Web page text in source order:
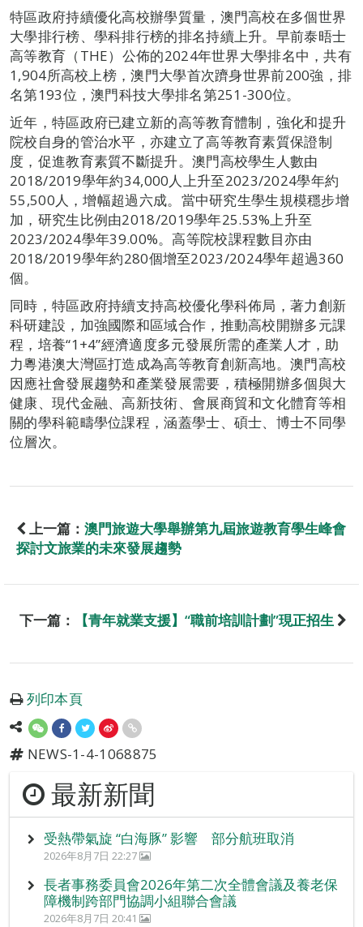
特區政府持續優化高校辦學質量，澳門高校在多個世界
大學排行榜、學科排行榜的排名持續上升。早前泰晤士
高等教育（THE）公佈的2024年世界大學排名中，共有
1,904所高校上榜，澳門大學首次躋身世界前200強，排
名第193位，澳門科技大學排名第251-300位。
近年，特區政府已建立新的高等教育體制，強化和提升
院校自身的管治水平，亦建立了高等教育素質保證制
度，促進教育素質不斷提升。澳門高校學生人數由
2018/2019學年約34,000人上升至2023/2024學年約
55,500人，增幅超過六成。當中研究生學生規模穩步增
加，研究生比例由2018/2019學年25.53%上升至
2023/2024學年39.00%。高等院校課程數目亦由
2018/2019學年約280個增至2023/2024學年超過360
個。
同時，特區政府持續支持高校優化學科佈局，著力創新
科研建設，加強國際和區域合作，推動高校開辦多元課
程，培養“1+4”經濟適度多元發展所需的產業人才，助
力粵港澳大灣區打造成為高等教育創新高地。澳門高校
因應社會發展趨勢和產業發展需要，積極開辦多個與大
健康、現代金融、高新技術、會展商貿和文化體育等相
關的學科範疇學位課程，涵蓋學士、碩士、博士不同學
位層次。
上一篇： 澳門旅遊大學舉辦第九屆旅遊教育學生峰會
探討文旅業的未來發展趨勢
下一篇： 【青年就業支援】“職前培訓計劃”現正招生
列印本頁
NEWS-1-4-1068875
最新新聞
受熱帶氣旋 “白海豚” 影響 部分航班取消
2026年8月7日 22:27
長者事務委員會2026年第二次全體會議及養老保
障機制跨部門協調小組聯合會議
2026年8月7日 20:41